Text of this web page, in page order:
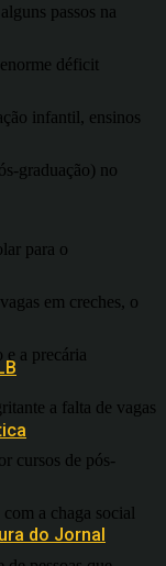
do Jornal
passos na
déficit
infantil, ensinos
graduação) no
para o
em creches, o
e a precária
a falta de vagas
cursos de pós-
a chaga social